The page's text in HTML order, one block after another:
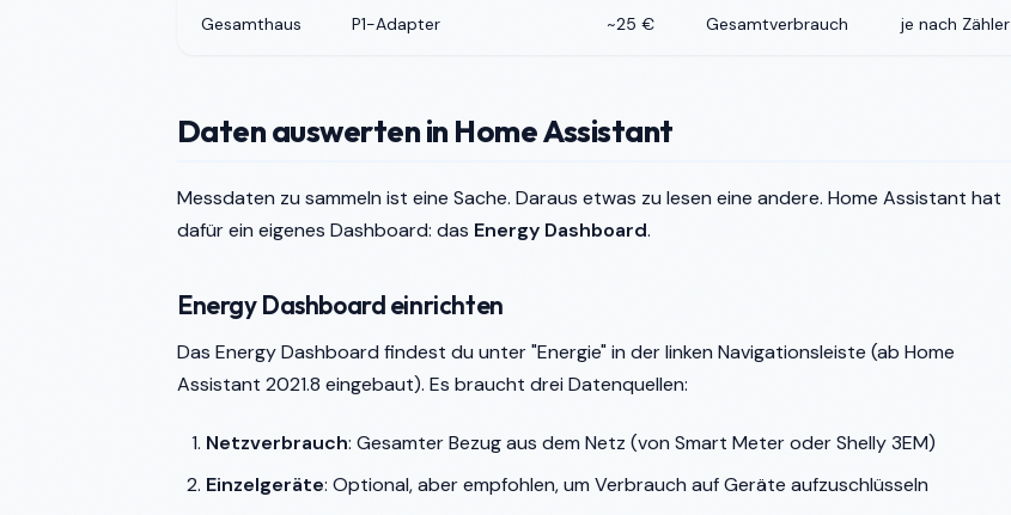
Gesamthaus P1-Adapter ~25 € Gesamtverbrauch je nach Zähler
Daten auswerten in Home Assistant
Messdaten zu sammeln ist eine Sache. Daraus etwas zu lesen eine andere. Home Assistant hat
dafür ein eigenes Dashboard: das Energy Dashboard.
Energy Dashboard einrichten
Das Energy Dashboard findest du unter "Energie" in der linken Navigationsleiste (ab Home
Assistant 2021.8 eingebaut). Es braucht drei Datenquellen:
Netzverbrauch: Gesamter Bezug aus dem Netz (von Smart Meter oder Shelly 3EM)
Einzelgeräte: Optional, aber empfohlen, um Verbrauch auf Geräte aufzuschlüsseln